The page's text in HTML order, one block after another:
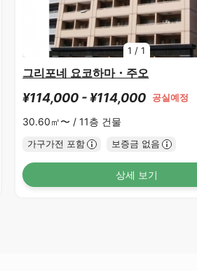
1 /1
그리포네 요코하마・주오
¥114,000 - ¥114,000 공실예정
30.60㎡〜 /11층 건물
가구가전 포함 보증금 없음
상세 보기